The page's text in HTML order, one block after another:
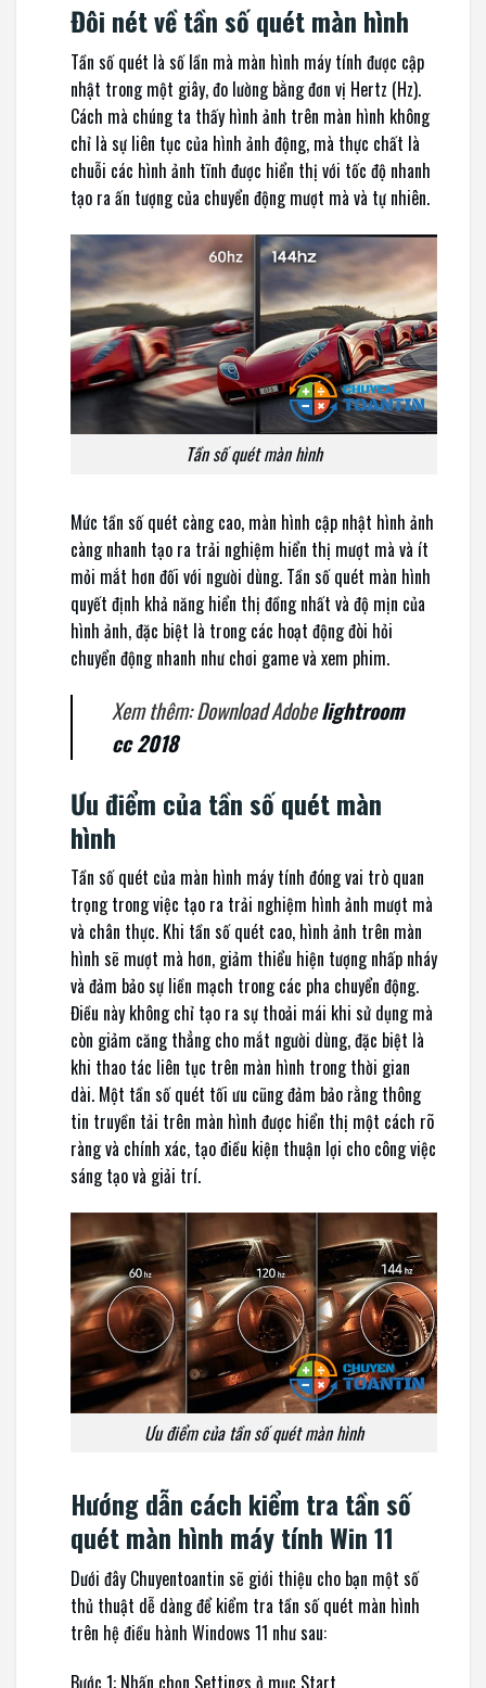
Đôi nét về tần số quét màn hình
Tần số quét là số lần mà màn hình máy tính được cập
nhật trong một giây, đo lường bằng đơn vị Hertz (Hz).
Cách mà chúng ta thấy hình ảnh trên màn hình không
chỉ là sự liên tục của hình ảnh động, mà thực chất là
chuỗi các hình ảnh tĩnh được hiển thị với tốc độ nhanh
tạo ra ấn tượng của chuyển động mượt mà và tự nhiên.
Tần số quét màn hình
Mức tần số quét càng cao, màn hình cập nhật hình ảnh
càng nhanh tạo ra trải nghiệm hiển thị mượt mà và ít
mỏi mắt hơn đối với người dùng. Tần số quét màn hình
quyết định khả năng hiển thị đồng nhất và độ mịn của
hình ảnh, đặc biệt là trong các hoạt động đòi hỏi
chuyển động nhanh như chơi game và xem phim.
Xem thêm: Download Adobelightroom
cc 2018
Ưu điểm của tần số quét màn
hình
Tần số quét của màn hình máy tính đóng vai trò quan
trọng trong việc tạo ra trải nghiệm hình ảnh mượt mà
và chân thực. Khi tần số quét cao, hình ảnh trên màn
hình sẽ mượt mà hơn, giảm thiểu hiện tượng nhấp nháy
và đảm bảo sự liền mạch trong các pha chuyển động.
Điều này không chỉ tạo ra sự thoải mái khi sử dụng mà
còn giảm căng thẳng cho mắt người dùng, đặc biệt là
khi thao tác liên tục trên màn hình trong thời gian
dài. Một tần số quét tối ưu cũng đảm bảo rằng thông
tin truyền tải trên màn hình được hiển thị một cách rõ
ràng và chính xác, tạo điều kiện thuận lợi cho công việc
sáng tạo và giải trí.
Ưu điểm của tần số quét màn hình
Hướng dẫn cách kiểm tra tần số
quét màn hình máy tính Win 11
Dưới đây Chuyentoantin sẽ giới thiệu cho bạn một số
thủ thuật dễ dàng để kiểm tra tần số quét màn hình
trên hệ điều hành Windows 11 như sau:
Bước 1: Nhấn chọn Settings ở mục Start.